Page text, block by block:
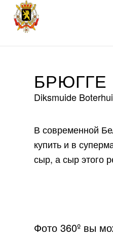
Diksmuide
В современной
купить и в
сыр, а сыр этого
Фото 360º вы